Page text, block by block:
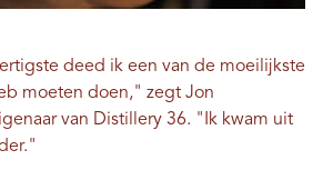
deed ik een van de moeilijkste
moeten doen," zegt Jon
van Distillery 36. "Ik kwam uit